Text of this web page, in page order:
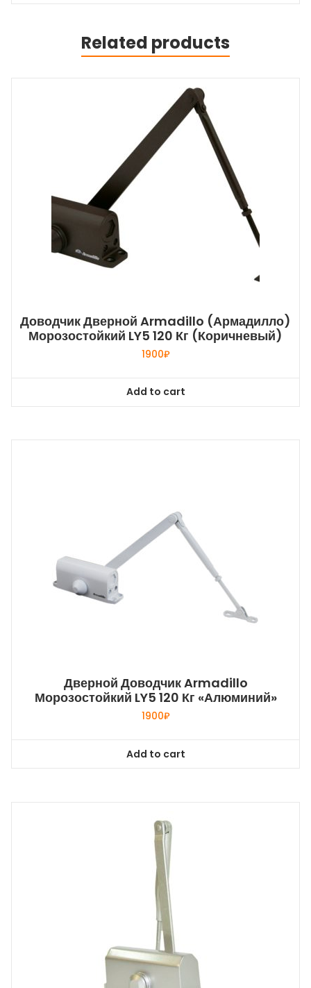
Related products
Доводчик Дверной Armadillo (Армадилло)
Морозостойкий LY5 120 Кг (коричневый)
1900₽
Add to cart
Дверной Доводчик Armadillo
Морозостойкий LY5 120 Кг «алюминий»
1900₽
Add to cart